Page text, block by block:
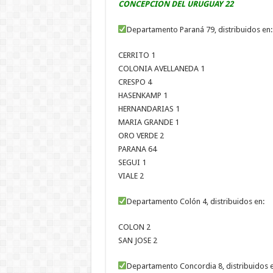
CONCEPCION DEL URUGUAY 22
Departamento Paraná 79, distribuidos en:
CERRITO 1
COLONIA AVELLANEDA 1
CRESPO 4
HASENKAMP 1
HERNANDARIAS 1
MARIA GRANDE 1
ORO VERDE 2
PARANA 64
SEGUI 1
VIALE 2
Departamento Colón 4, distribuidos en:
COLON 2
SAN JOSE 2
Departamento Concordia 8, distribuidos